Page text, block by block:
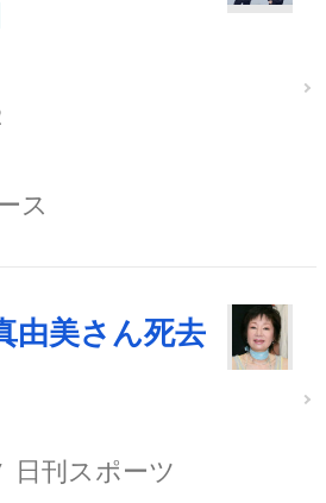
ス
由美さん死去
日刊スポーツ